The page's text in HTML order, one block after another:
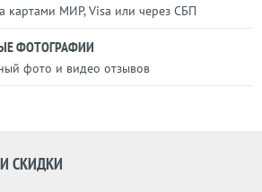
картами МИР, Visa или через СБП
ФОТОГРАФИИ
фото и видео отзывов
СКИДКИ